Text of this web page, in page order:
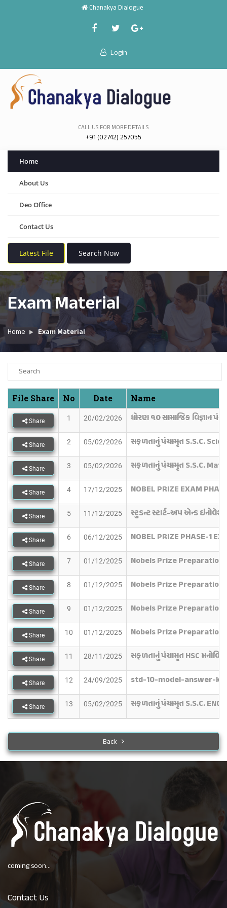
Chanakya Dialogue
Login
CALL US FOR MORE DETAILS
+91 (02742) 257055
Home
About Us
Deo Office
Contact Us
Latest File Search Now
Exam Material
Home Exam Material
File Share No Date Name
Share 1 20/02/2026 ધોરણ ૧૦ સામાજિક વિજ્ઞાન
Share 2 05/02/2026 સફળતાનું પંચામૃત S.S.C.
Share 3 05/02/2026 સફળતાનું પંચામૃત S.S.C.
Share 4 17/12/2025 NOBEL PRIZE EXAM
Share 5 11/12/2025 સ્ટુડન્ટ સ્ટાર્ટ-અપ એન્ડ
Share 6 06/12/2025 NOBEL PRIZE PHASE-1
Share 7 01/12/2025 Nobels Prize Preparation
Share 8 01/12/2025 Nobels Prize Preparation
Share 9 01/12/2025 Nobels Prize Preparation
Share 10 01/12/2025 Nobels Prize Preparation
Share 11 28/11/2025 સફળતાનું પંચામૃત HSC
Share 12 24/09/2025 std-10-model-answer-
Share 13 05/02/2025 સફળતાનું પંચામૃત S.S.C.
Back
coming soon...
Contact Us